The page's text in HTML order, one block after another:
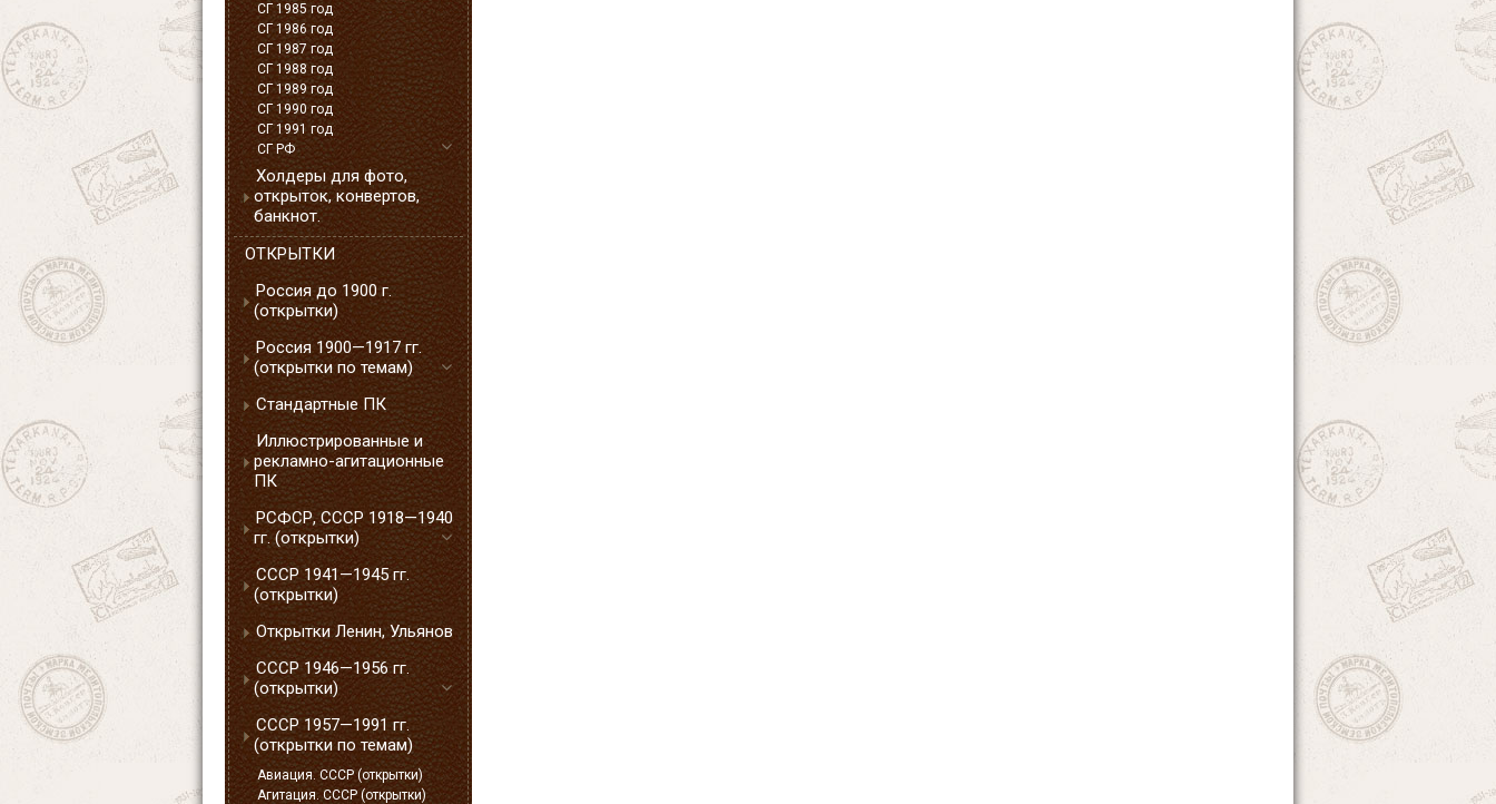
СГ 1985 год
СГ 1986 год
СГ 1987 год
СГ 1988 год
СГ 1989 год
СГ 1990 год
СГ 1991 год
СГ РФ
Холдеры для фото,
открыток, конвертов,
банкнот.
ОТКРЫТКИ
Россия до 1900 г.
(открытки)
Россия 1900—1917 гг.
(открытки по темам)
Стандартные ПК
Иллюстрированные и
рекламно-агитационные
ПК
РСФСР, СССР 1918—1940
гг. (открытки)
СССР 1941—1945 гг.
(открытки)
Открытки Ленин, Ульянов
СССР 1946—1956 гг.
(открытки)
СССР 1957—1991 гг.
(открытки по темам)
Авиация. СССР (открытки)
Агитация. СССР (открытки)